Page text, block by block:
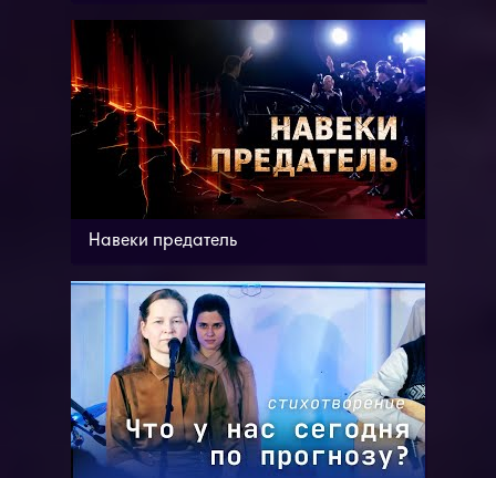
Навеки предатель